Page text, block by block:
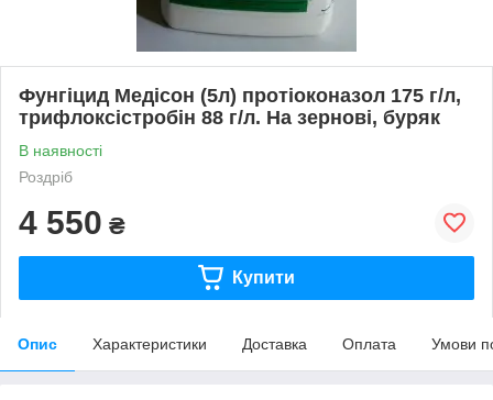
Фунгіцид Медісон (5л) протіоконазол 175 г/л,
трифлоксістробін 88 г/л. На зернові, буряк
В наявності
Роздріб
4 550 ₴
Купити
Опис Характеристики Доставка Оплата Умови